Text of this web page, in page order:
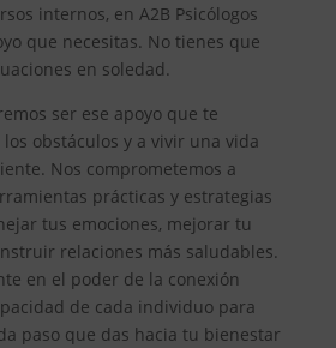
internos, en A2B Psicólogos
que necesitas. No tienes que
en soledad.
ser ese apoyo que te
obstáculos y a vivir una vida
Nos comprometemos a
prácticas y estrategias
tus emociones, mejorar tu
relaciones más saludables.
en el poder de la conexión
de cada individuo para
paso que das hacia tu bienestar